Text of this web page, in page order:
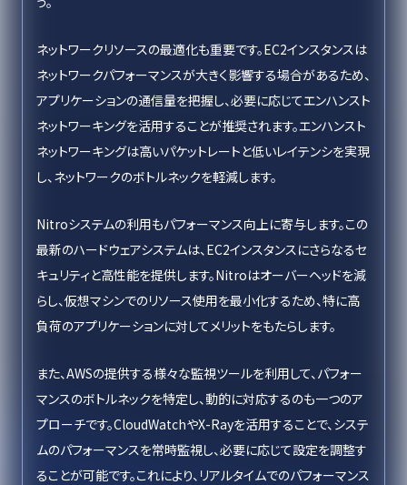
ネットワークリソースの最適化も重要です。EC2インスタンスは
ネットワークパフォーマンスが大きく影響する場合があるため、
アプリケーションの通信量を把握し、必要に応じてエンハンスト
ネットワーキングを活用することが推奨されます。エンハンスト
ネットワーキングは高いパケットレートと低いレイテンシを実現
し、ネットワークのボトルネックを軽減します。
Nitroシステムの利用もパフォーマンス向上に寄与します。この
最新のハードウェアシステムは、EC2インスタンスにさらなるセ
キュリティと高性能を提供します。Nitroはオーバーヘッドを減
らし、仮想マシンでのリソース使用を最小化するため、特に高
負荷のアプリケーションに対してメリットをもたらします。
また、AWSの提供する様々な監視ツールを利用して、パフォー
マンスのボトルネックを特定し、動的に対応するのも一つのア
プローチです。CloudWatchやX-Rayを活用することで、システ
ムのパフォーマンスを常時監視し、必要に応じて設定を調整す
ることが可能です。これにより、リアルタイムでのパフォーマンス